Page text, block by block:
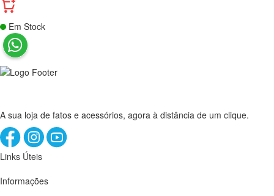
Em Stock
A sua loja de fatos e acessórios, agora à distância de um clique.
Links Úteis
Informações